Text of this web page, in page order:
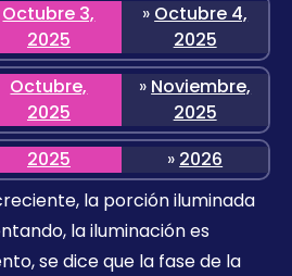
Octubre 3,
2025
» Octubre 4,
2025
Octubre,
2025
» Noviembre,
2025
2025 » 2026
la porción iluminada
la iluminación es
se dice que la fase de la